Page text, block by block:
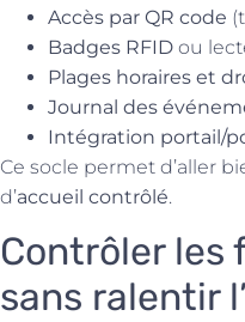
Accès par QR code
Badges RFID ou
Plages horaires et
Journal des
Intégration portail/
Ce socle permet d’aller
d’accueil contrôlé.
Contrôler les
sans ralentir